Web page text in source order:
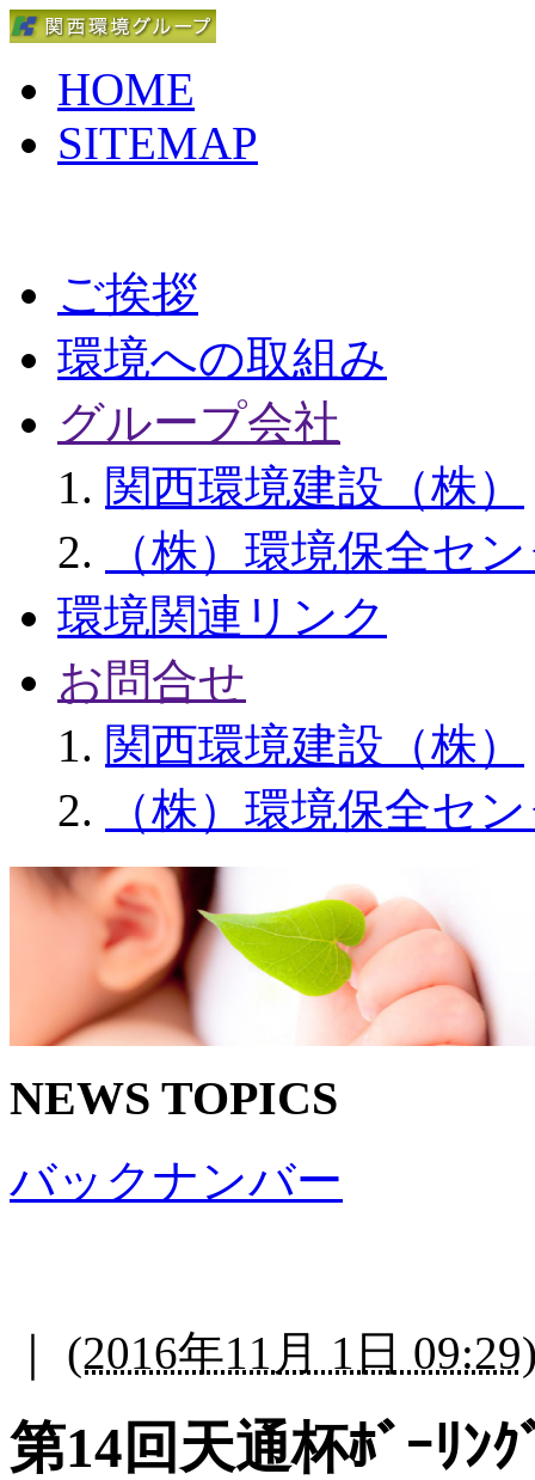
HOME
SITEMAP
ご挨拶
環境への取組み
グループ会社
関西環境建設（株）
（株）環境保全セ
環境関連リンク
お問合せ
関西環境建設（株）
（株）環境保全セ
NEWS TOPICS
バックナンバー
｜ (2016年11月 1日 09:29
第14回天通杯ﾎﾞｰﾘﾝ